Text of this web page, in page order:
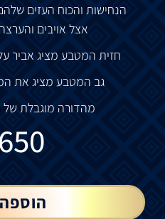
הנחישות והכוח העזים
אצל אויבים והערצה
חזית המטבע מציג אביר
גב המטבע מציג את
מהדורה מוגבלת של
650